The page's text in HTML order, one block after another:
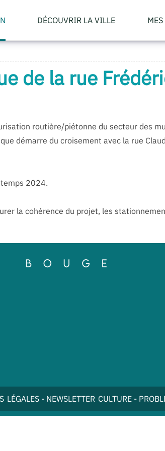
DÉCOUVRIR LA VILLE
de la rue
routière/piétonne du secteur des
démarre du croisement avec la rue
2024.
la cohérence du projet, les
LÉGALES- NEWSLETTER CULTURE-